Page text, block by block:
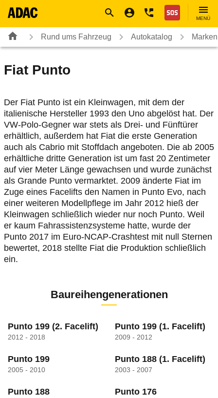
Nothilfe
MENÜ
Rund ums Fahrzeug Autokatalog
Fiat Punto
Der Fiat Punto ist ein Kleinwagen, mit dem der
italienische Hersteller 1993 den Uno abgelöst hat. Der
VW-Polo-Gegner war stets als Drei- und Fünftürer
erhältlich, außerdem hat Fiat die erste Generation
auch als Cabrio mit Stoffdach angeboten. Die ab 2005
erhältliche dritte Generation ist um fast 20 Zentimeter
auf vier Meter Länge gewachsen und wurde zunächst
als Grande Punto vermarktet. 2009 änderte Fiat im
Zuge eines Facelifts den Namen in Punto Evo, nach
einer weiteren Modellpflege im Jahr 2012 hieß der
Kleinwagen schließlich wieder nur noch Punto. Weil
er kaum Fahrassistenzsysteme hatte, wurde der
Punto 2017 im Euro-NCAP-Crashtest mit null Sternen
bewertet, 2018 stellte Fiat die Produktion schließlich
ein.
Baureihengenerationen
Punto 199 (2. Facelift)
2012 - 2018
Punto 199 (1. Facelift)
2009 - 2012
Punto 199
2005 - 2010
Punto 188 (1. Facelift)
2003 - 2007
Punto 188 Punto 176